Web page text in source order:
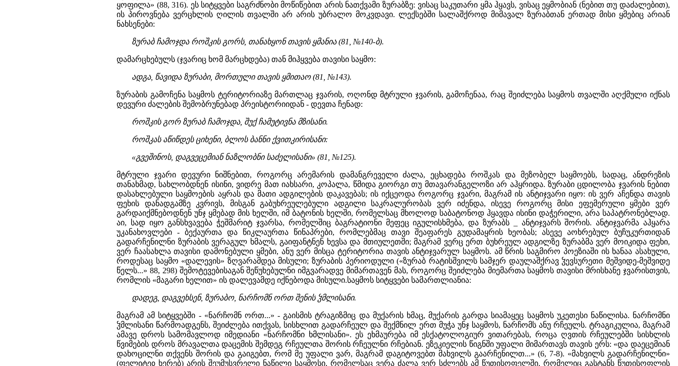
ყოფილა» (88, 316). ეს სიტყვები საგრძნობი მოწიწებით არის ნათქვამი ზურაბზე: ვისაც საკუთარი ყმა ჰყავს, ვისაც ეყმობიან (ნებით თუ დაძალებით),
ის პიროვნება ვერცხლის ღილის თვალში არ არის უბრალო მოკვდავი. ლექსებში სალაშქროდ მიმავალ ზურაბთან ერთად მისი ყმებიც არიან
ნახსენები:
ზურაბ ჩამოჯდა როშკის გორს, თანახყონ თავის ყმანია (81, №140-ბ).
დამარცხებულს (ჯვარიც ხომ მარცხდება) თან მიჰყვება თავისი საყმო:
ადგა, წავიდა ზურაბი, მორთული თავის ყმითაო (81, №143).
ზურაბის გამოჩენა საყმოს ტერიტორიაზე მართლაც ჯვარის, ოღონდ მტრული ჯვარის, გამოჩენაა, რაც შეიძლება საყმოს თვალში აღქმული იქნას
დევური ძალების შემობრუნებად პრეისტორიიდან - დევთა ჩენად:
როშკის გორ ზურაბ ჩამოჯდა, შუქ ჩამუტივნა მზისანი.
როშკას აწიწდეს ციხენი, ბლოს ბანნი ქვითკირისანი:
«გვეშინოს, დაგვეცემიან ნაზლობნი საძელისანი» (81, №125).
მტრული ჯვარი დევური ნიშნებით, როგორც არემარის დამანგრეველი ძალა, ეცხადება როშკას და მეზობელ საყმოებს, სადაც, ანდრეზის
თანახმად, სახლობდნენ ისინი, ვიდრე მათ იახსარი, კოპალა, წმიდა გიორგი თუ მთავარანგელოზი არ აჰყრიდა. ზურაბი ცდილობა ჯვარის ნებით
დასახლებული საყმოების აყრას და მათი ადგილების დაკავებას; ის იქცეოდა როგორც ჯვარი, მაგრამ ის ანტიჯვარი იყო: ის ვერ აჩენდა თავის
ფეხის დანადგამზე კვრივს, მისგან გაბუხრეულებული ადგილი საკრალურობას ვერ იძენდა, ისევე როგორც მისი ეფემერული ყმები ვერ
გარდაიქმნებოდნენ უნჯ ყმებად მის ხელში, იმ ბატონის ხელში, რომელსაც მხოლოდ საბატონოდ ჰყავდა ისინი დაჭერილი, არა საპატრონებლად.
აი, სად იყო განსხვავება ჭეშმარიტ ჯვარსა, რომელშიც ბაგრატიონი მეფეც იგულისხმება, და ზურაბს _ ანტიჯვარს შორის. ანტიჯვარმა აჰყარა
უკანახოვლები - ბექაურთა და წიკლაურთა წინაპრები, რომლებმაც თავი შეაფარეს გუდამაყრის ხეობას; ასევე აოხრებულ ბუჩუკურთიდან
გადარჩენილნი ზურაბის ვერაგულ ხმალს, გაიფანტნენ ხევსა და მთიულეთში; მაგრამ ვერც ერთ ბუხრეულ ადგილზე ზურაბმა ვერ მოიკიდა ფეხი,
ვერ ჩაასახლა თავისი დამონებული ყმები, ანუ ვერ მისცა ტერიტორია თავის ანტიჯვარულ საყმოს. ამ წრის საგმირო პოეზიაში ის ხანაა ასახული,
როდესაც საყმო «დალევის» ზღვარამდეა მისული; ზურაბის პერიოდული («ზურაბ რატისშვილს სამჯერ დაულაშქრავ ჴევსურეთი მეშვიდე-მეშვიდე
წელს...» 88, 298) შემოტევებისაგან შეწუხებულნი იმგვარადვე მიმართავენ მას, როგორც შეიძლება მიემართა საყმოს თავისი მრისხანე ჯვარისთვის,
რომლის «მაგარი ხელით» ის დალევამდე იქნებოდა მისული.საყმოს სიტყვები სამართლიანია:
დადეგ, დაგვეხსენ, ზურაბო, ნარჩომნ ორთ შენის ჴმლისანი.
მაგრამ ამ სიტყვებში - «ნარჩომნ ორთ...» - გაისმის ტრაგიზმიც და მუქარის ხმაც, მუქარის გარდა სიამაყეც საყმოს უკეთესი ნაწილისა. ნარჩომნი
ჴმლისანი წარმოადგენს, შეიძლება ითქვას, სისხლით გადარჩეულ და შექმნილ ერთ მუჭა უნჯ საყმოს, ნარჩომს ანუ რჩეულს. ტრაგიკულია, მაგრამ
ამავე დროს სამომავლოდ იმედიანი «ნარჩომნი ხმლისანი». ეს ეხმაურება იმ ესქატოლოგიურ ვითარებას, როცა ღვთის რჩეულებში სისხლის
წვიმების დროს მრავალთა დაცემის შემდეგ რჩეულთა შორის რჩეულნი რჩებიან. ეზეკიელის წიგნში უფალი მიმართავს თავის ერს: «და დაეცემიან
დახოცილნი თქვენს შორის და გაიგებთ, რომ მე უფალი ვარ, მაგრამ დაგიტოვებთ მახვილს გაარჩენილთ...» (6, 7-8). «მახვილს გადარჩენილნი»
(ფელიტეჲ ხერებ) არის შეუმუსვრელი ნაწილი საყმოსი, რომელსაც ვერა ძალა ვერ სძლებს ამ წუთისოფელში, რომელიც გასტანს წუთისოფლის